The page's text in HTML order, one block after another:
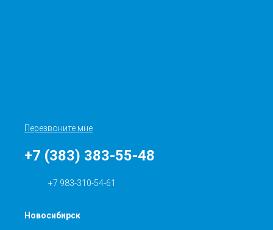
Перезвоните мне
+7 (383) 383-55-48
+7 983-310-54-61
Новосибирск